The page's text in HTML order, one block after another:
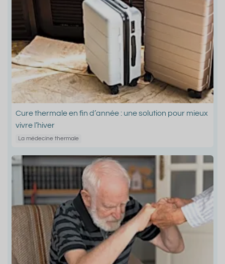
Cure thermale en fin d’année : une solution pour mieux
vivre l’hiver
La médecine thermale